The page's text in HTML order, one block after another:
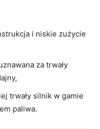
i niskie zużycie
za trwały
‍trwały silnik w⁣ gamie‌
paliwa.